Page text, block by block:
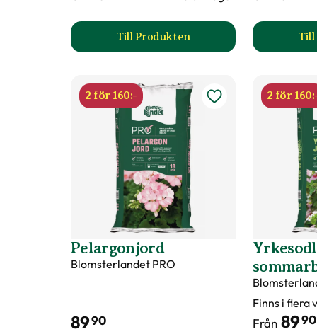
Till Produkten
till Pelargonnäring produktsida
Till
2 för 160:-
Pelargonjord
Blomsterlandet PRO
8990
2 för
Finns i flera
Från 8990